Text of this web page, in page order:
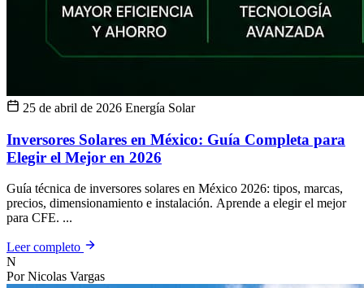
25 de abril de 2026 Energía Solar
Inversores Solares en México: Guía Completa para
Elegir el Mejor en 2026
Guía técnica de inversores solares en México 2026: tipos, marcas,
precios, dimensionamiento e instalación. Aprende a elegir el mejor
para CFE. ...
Leer completo
N
Por Nicolas Vargas